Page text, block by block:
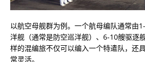
以航空母舰群为例。一个航母编队通常由
洋舰（通常是防空巡洋舰）、6-10艘驱逐
样的混编旅不仅可以编入一个特遣队，还
常灵活。